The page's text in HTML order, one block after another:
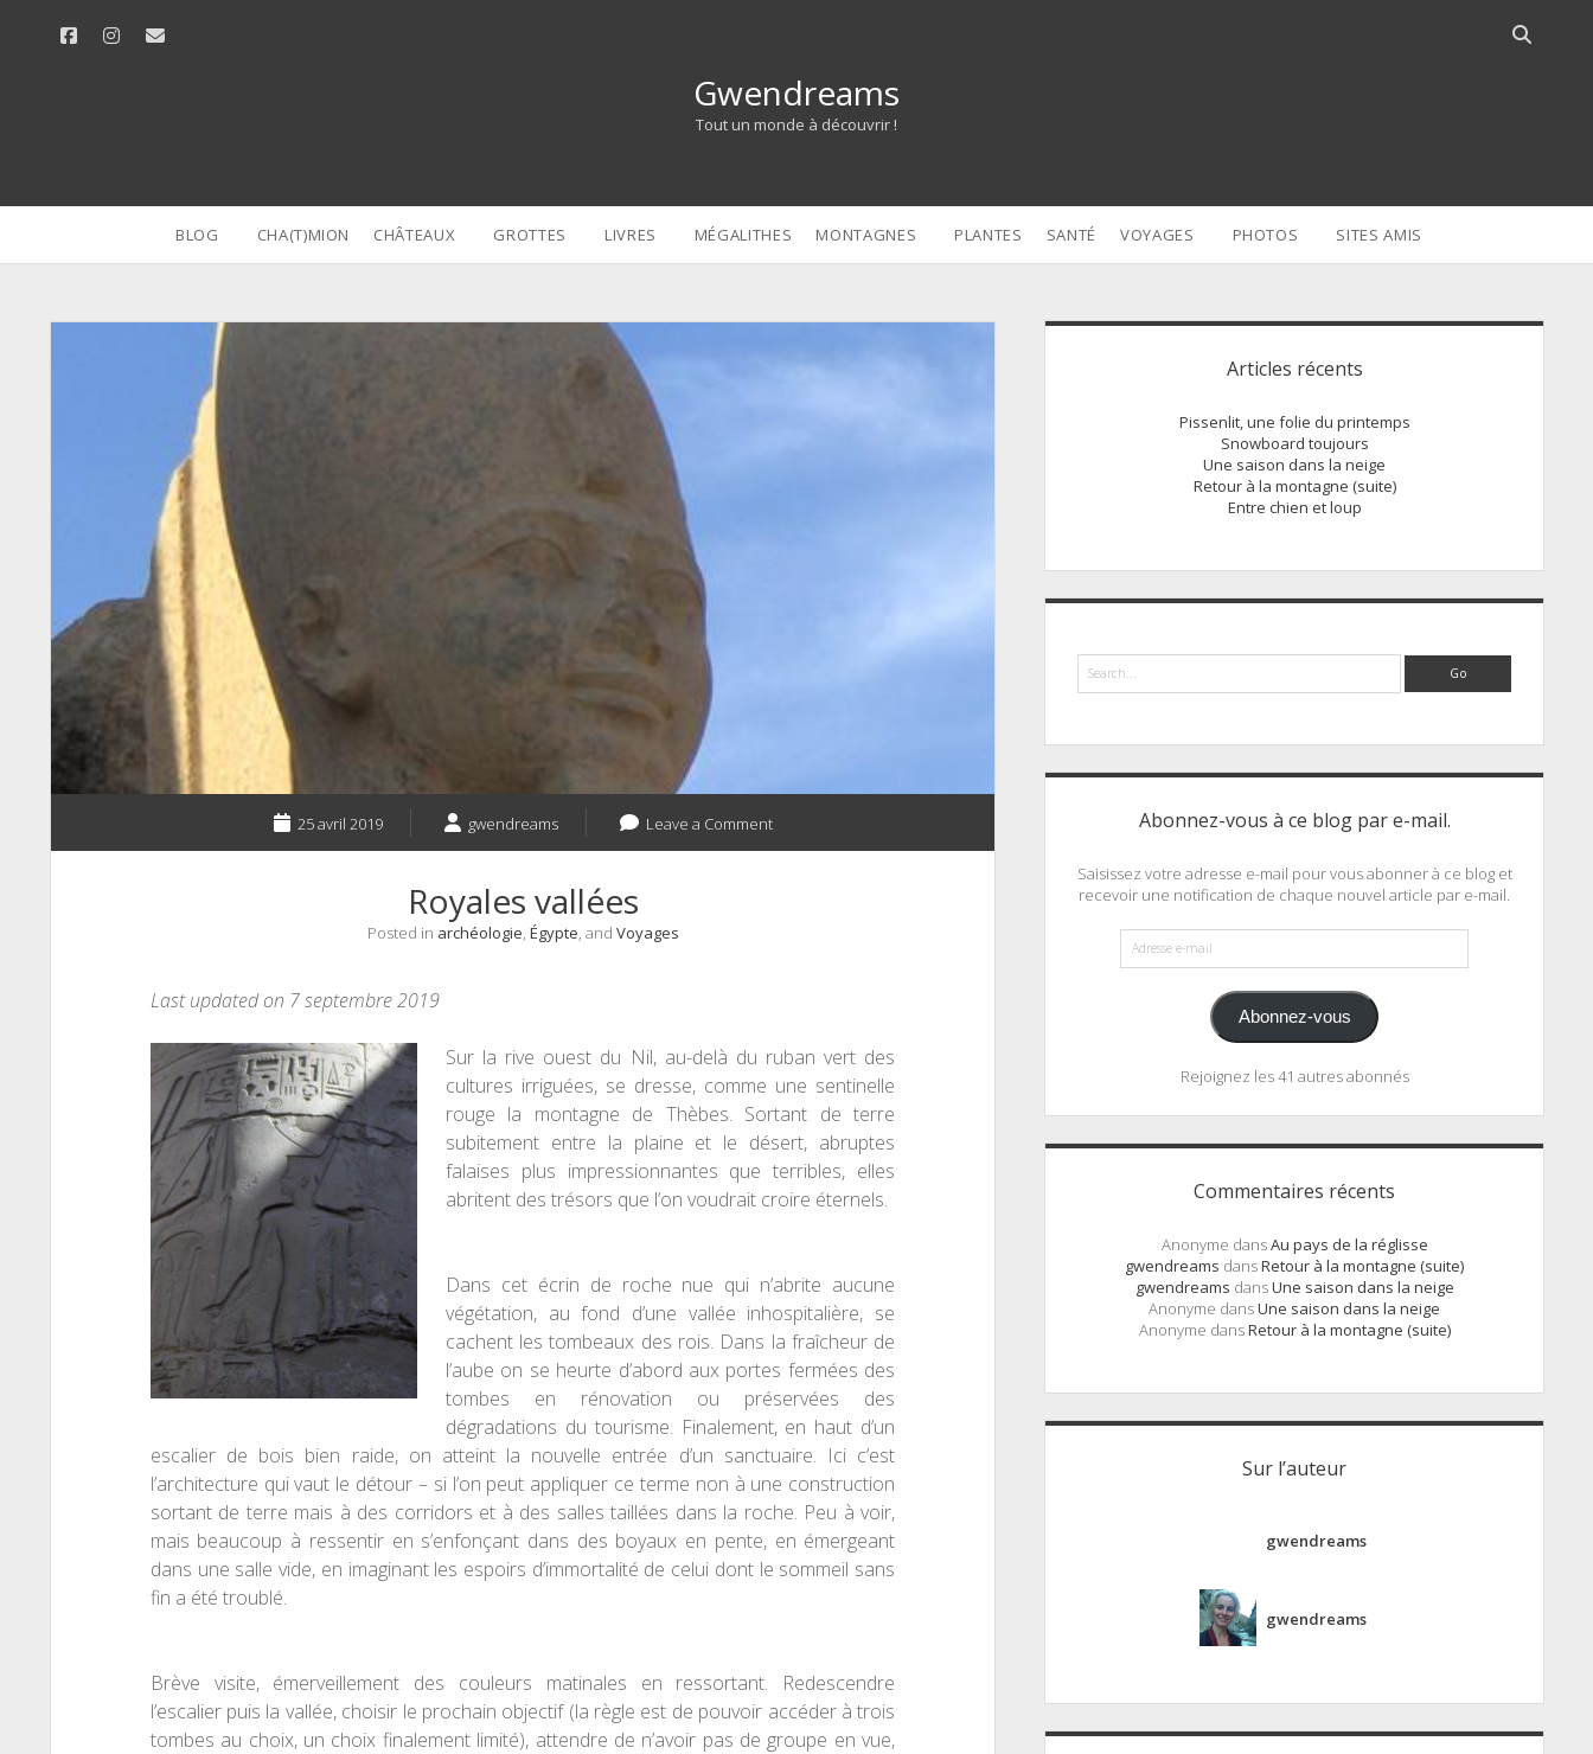
facebookinstagram
email
Open
Gwendreams
Tout un monde à découvrir !
BLOG CHA(T)MION CHÂTEAUX GROTTES LIVRES MÉGALITHES MONTAGNES PLANTES SANTÉ VOYAGES PHOTOS SITES AMIS
25 avril 2019 gwendreams Leave a Comment
Royales vallées
Posted in archéologie, Égypte, and Voyages
Last updated on 7 septembre 2019
Sur la rive ouest du Nil, au-delà du ruban vert des
cultures irriguées, se dresse, comme une sentinelle
rouge la montagne de Thèbes. Sortant de terre
subitement entre la plaine et le désert, abruptes
falaises plus impressionnantes que terribles, elles
abritent des trésors que l’on voudrait croire éternels.
Dans cet écrin de roche nue qui n’abrite aucune
végétation, au fond d’une vallée inhospitalière, se
cachent les tombeaux des rois. Dans la fraîcheur de
l’aube on se heurte d’abord aux portes fermées des
tombes en rénovation ou préservées des
dégradations du tourisme. Finalement, en haut d’un
escalier de bois bien raide, on atteint la nouvelle entrée d’un sanctuaire. Ici c’est
l’architecture qui vaut le détour – si l’on peut appliquer ce terme non à une construction
sortant de terre mais à des corridors et à des salles taillées dans la roche. Peu à voir,
mais beaucoup à ressentir en s’enfonçant dans des boyaux en pente, en émergeant
dans une salle vide, en imaginant les espoirs d’immortalité de celui dont le sommeil sans
fin a été troublé.
Brève visite, émerveillement des couleurs matinales en ressortant. Redescendre
l’escalier puis la vallée, choisir le prochain objectif (la règle est de pouvoir accéder à trois
tombes au choix, un choix finalement limité), attendre de n’avoir pas de groupe en vue,
Sidebar
Articles récents
Pissenlit, une folie du printemps
Snowboard toujours
Une saison dans la neige
Retour à la montagne (suite)
Entre chien et loup
Search
Abonnez-vous à ce blog par e-mail.
Saisissez votre adresse e-mail pour vous abonner à ce blog et
recevoir une notification de chaque nouvel article par e-mail.
Adresse
e-
Abonnez-vous
Rejoignez les 41 autres abonnés
Commentaires récents
Anonyme dansAu pays de la réglisse
gwendreams dansRetour à la montagne (suite)
gwendreams dansUne saison dans la neige
Anonyme dansUne saison dans la neige
Anonyme dansRetour à la montagne (suite)
Sur l’auteur
gwendreams
gwendreams